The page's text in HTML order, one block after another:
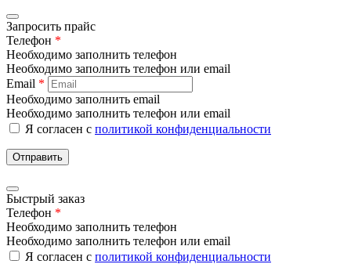
Запросить прайс
Телефон *
Необходимо заполнить телефон
Необходимо заполнить телефон или email
Email *
Необходимо заполнить email
Необходимо заполнить телефон или email
Я согласен с политикой конфиденциальности
Отправить
Быстрый заказ
Телефон *
Необходимо заполнить телефон
Необходимо заполнить телефон или email
Я согласен с политикой конфиденциальности